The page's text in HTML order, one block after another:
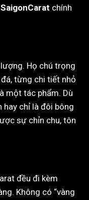
SaigonCarat chính
Họ chú trọng
từng chi tiết nhỏ
một tác phẩm. Dù
hay chỉ là đôi bông
sự chỉn chu, tôn
đều đi kèm
Không có “vàng